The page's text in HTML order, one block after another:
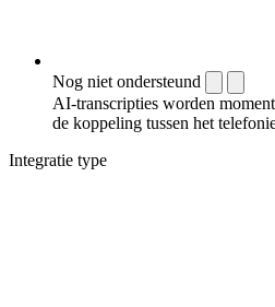
Nog niet ondersteund
AI-transcripties worden
de koppeling tussen het
Integratie type